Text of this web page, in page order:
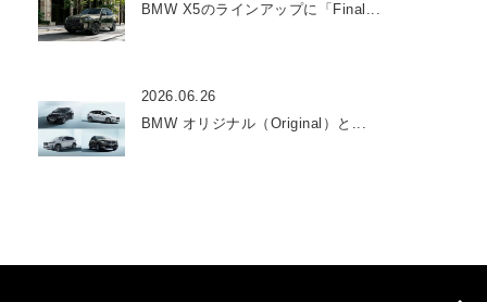
BMW X5のラインアップに「Final...
2026.06.26
BMW オリジナル（Original）と...